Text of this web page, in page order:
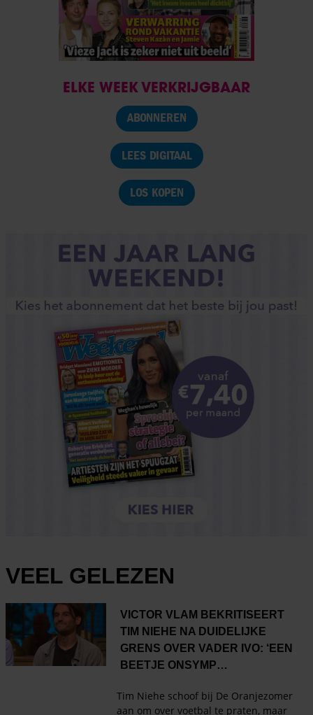
ELKE WEEK VERKRIJGBAAR
ABONNEREN
LEES DIGITAAL
LOS KOPEN